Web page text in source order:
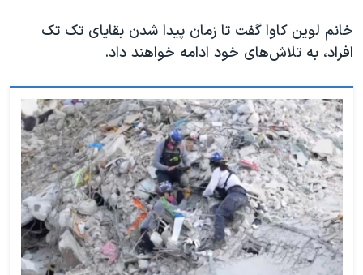
خانم لوین کاوا گفت تا زمان پیدا شدن بقایای تک تک
افراد، به تلاش‌های خود ادامه خواهند داد.